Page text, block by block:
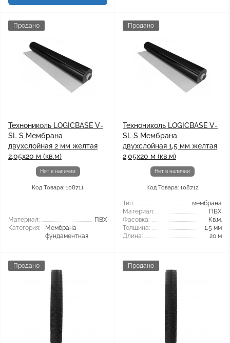
Продано
Технониколь LOGICBASE V-
SL S Мембрана
двухслойная 2 мм желтая
2,05x20 м (кв.м)
Нет в наличии
Код Товара: 108711
Материал:
ПВХ
Категория:
Мембрана
фундаментная
Продано
Технониколь LOGICBASE V-
SL S Мембрана
двухслойная 1,5 мм желтая
2,05x20 м (кв.м)
Нет в наличии
Код Товара: 108712
Тип:
мембрана
Материал:
ПВХ
Фасовка:
Кв.м.
Толщина:
1,5 мм
Длина:
20 м
Продано Продано